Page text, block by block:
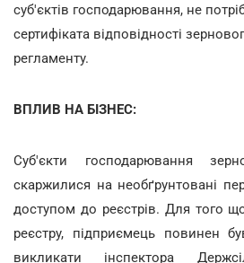
суб'єктів господарювання, не
сертифіката відповідності
регламенту.
ВПЛИВ НА БІЗНЕС:
Суб'єкти господарювання
скаржилися на необґрунтовані
доступом до реєстрів. Для того
реєстру, підприємець повинен
викликати інспектора